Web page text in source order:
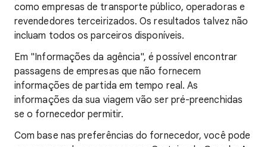
como empresas de transporte público, operadoras e
revendedores terceirizados. Os resultados talvez não
incluam todos os parceiros disponíveis.
Em "Informações da agência", é possível encontrar
passagens de empresas que não fornecem
informações de partida em tempo real. As
informações da sua viagem vão ser pré-preenchidas
se o fornecedor permitir.
Com base nas preferências do fornecedor, você pode